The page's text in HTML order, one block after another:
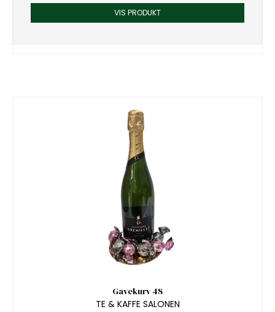
VIS PRODUKT
Gavekurv 48
TE & KAFFE SALONEN